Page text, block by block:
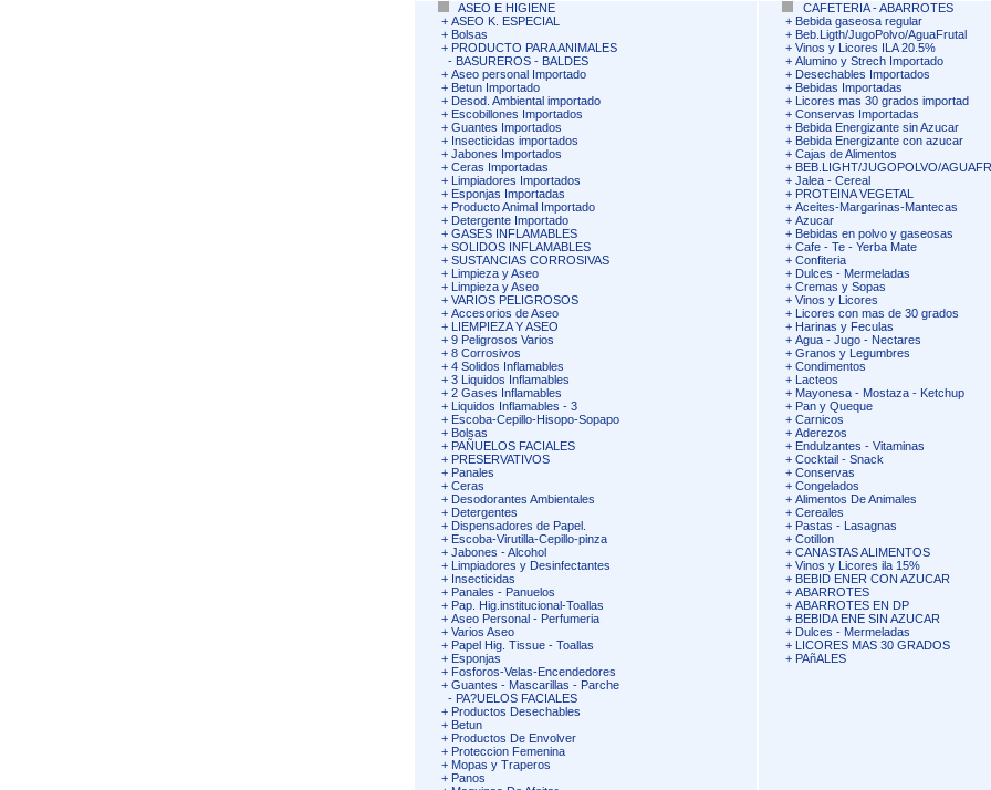
ASEO E HIGIENE
+ ASEO K. ESPECIAL
+ Bolsas
+ PRODUCTO PARA ANIMALES
- BASUREROS - BALDES
+ Aseo personal Importado
+ Betun Importado
+ Desod. Ambiental importado
+ Escobillones Importados
+ Guantes Importados
+ Insecticidas importados
+ Jabones Importados
+ Ceras Importadas
+ Limpiadores Importados
+ Esponjas Importadas
+ Producto Animal Importado
+ Detergente Importado
+ GASES INFLAMABLES
+ SOLIDOS INFLAMABLES
+ SUSTANCIAS CORROSIVAS
+ Limpieza y Aseo
+ Limpieza y Aseo
+ VARIOS PELIGROSOS
+ Accesorios de Aseo
+ LIEMPIEZA Y ASEO
+ 9 Peligrosos Varios
+ 8 Corrosivos
+ 4 Solidos Inflamables
+ 3 Liquidos Inflamables
+ 2 Gases Inflamables
+ Liquidos Inflamables - 3
+ Escoba-Cepillo-Hisopo-Sopapo
+ Bolsas
+ PAÑUELOS FACIALES
+ PRESERVATIVOS
+ Panales
+ Ceras
+ Desodorantes Ambientales
+ Detergentes
+ Dispensadores de Papel.
+ Escoba-Virutilla-Cepillo-pinza
+ Jabones - Alcohol
+ Limpiadores y Desinfectantes
+ Insecticidas
+ Panales - Panuelos
+ Pap. Hig.institucional-Toallas
+ Aseo Personal - Perfumeria
+ Varios Aseo
+ Papel Hig. Tissue - Toallas
+ Esponjas
+ Fosforos-Velas-Encendedores
+ Guantes - Mascarillas - Parche
- PA?UELOS FACIALES
+ Productos Desechables
+ Betun
+ Productos De Envolver
+ Proteccion Femenina
+ Mopas y Traperos
+ Panos
CAFETERIA - ABARROTES
+ Bebida gaseosa regular
+ Beb.Ligth/JugoPolvo/AguaFrutal
+ Vinos y Licores ILA 20.5%
+ Alumino y Strech Importado
+ Desechables Importados
+ Bebidas Importadas
+ Licores mas 30 grados importad
+ Conservas Importadas
+ Bebida Energizante sin Azucar
+ Bebida Energizante con azucar
+ Cajas de Alimentos
+ BEB.LIGHT/JUGOPOLVO/
+ Jalea - Cereal
+ PROTEINA VEGETAL
+ Aceites-Margarinas-Mantecas
+ Azucar
+ Bebidas en polvo y gaseosas
+ Cafe - Te - Yerba Mate
+ Confiteria
+ Dulces - Mermeladas
+ Cremas y Sopas
+ Vinos y Licores
+ Licores con mas de 30 grados
+ Harinas y Feculas
+ Agua - Jugo - Nectares
+ Granos y Legumbres
+ Condimentos
+ Lacteos
+ Mayonesa - Mostaza - Ketchup
+ Pan y Queque
+ Carnicos
+ Aderezos
+ Endulzantes - Vitaminas
+ Cocktail - Snack
+ Conservas
+ Congelados
+ Alimentos De Animales
+ Cereales
+ Pastas - Lasagnas
+ Cotillon
+ CANASTAS ALIMENTOS
+ Vinos y Licores ila 15%
+ BEBID ENER CON AZUCAR
+ ABARROTES
+ ABARROTES EN DP
+ BEBIDA ENE SIN AZUCAR
+ Dulces - Mermeladas
+ LICORES MAS 30 GRADOS
+ PAñALES